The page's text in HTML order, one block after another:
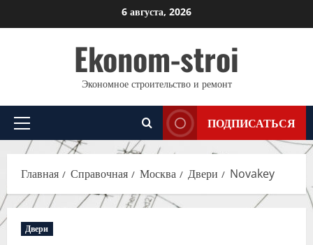
к
6 августа, 2026
Ekonom-stroi
Экономное строительство и ремонт
Основное
меню
ПОДПИСАТЬСЯ
Главная Справочная Москва Двери Novakey
Двери